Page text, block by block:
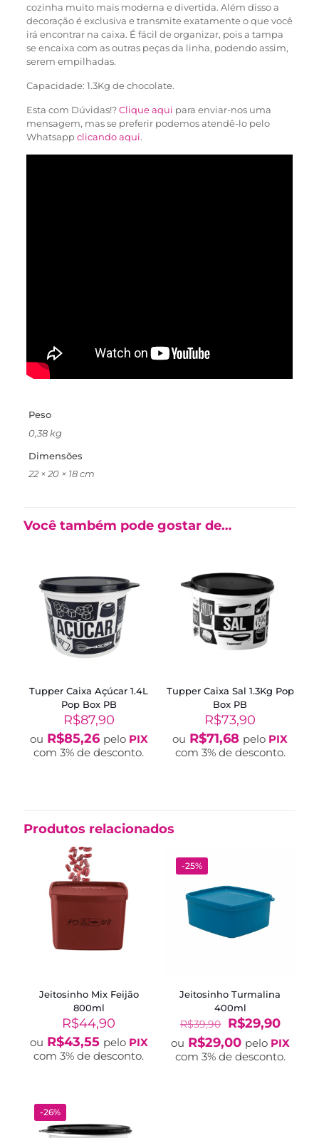
cozinha muito mais moderna e divertida. Além disso a
decoração é exclusiva e transmite exatamente o que você
irá encontrar na caixa. É fácil de organizar, pois a tampa
se encaixa com as outras peças da linha, podendo assim,
serem empilhadas.
Capacidade: 1.3Kg de chocolate.
Esta com Dúvidas!?Clique aqui para enviar-nos uma
mensagem, mas se preferir podemos atendê-lo pelo
Whatsappclicando aqui.
Peso
0,38 kg
Dimensões
22 × 20 × 18 cm
Você também pode gostar de…
Tupper Caixa Açúcar 1.4L
Pop Box PB
R$87,90
ou R$85,26 pelo PIX
com 3% de desconto.
Tupper Caixa Sal 1.3Kg Pop
Box PB
R$73,90
ou R$71,68 pelo PIX
com 3% de desconto.
Produtos relacionados
Jeitosinho Mix Feijão
800ml
R$44,90
ou R$43,55 pelo PIX
com 3% de desconto.
-25%
Jeitosinho Turmalina
400ml
R$39,90
O
preço
original
era:
R$29,90O
preço
atual
é:
ou R$29,00 pelo PIX
com 3% de desconto.
-26%